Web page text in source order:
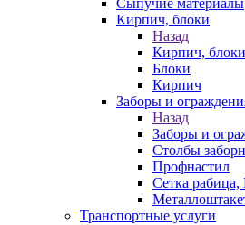
Сыпучие материалы
Кирпич, блоки
Назад
Кирпич, блоки
Блоки
Кирпич
Заборы и
Назад
Заборы и
Столбы
Профнастил
Сетка
Транспортные услуги